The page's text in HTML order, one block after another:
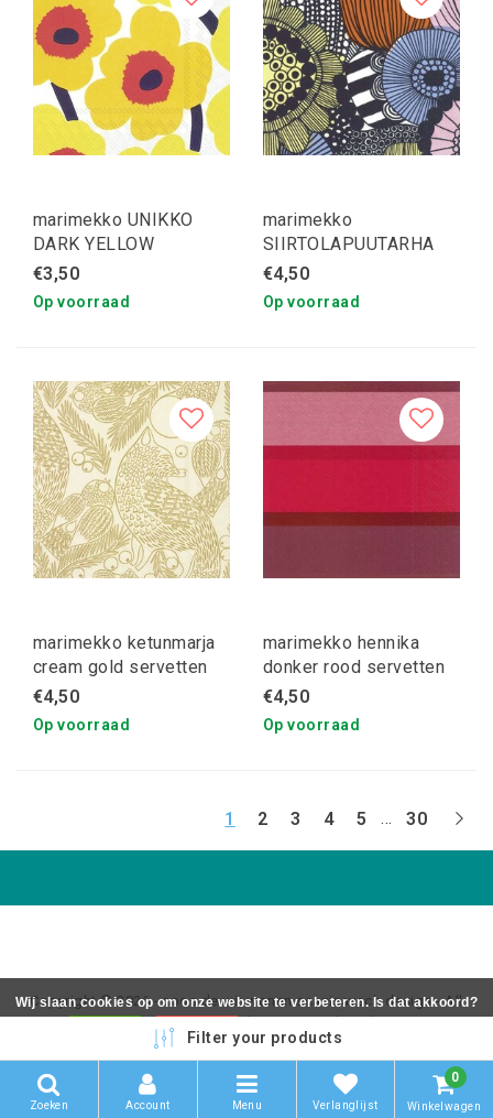
marimekko UNIKKO
DARK YELLOW
servetten S
€3,50
Op voorraad
marimekko
SIIRTOLAPUUTARHA
geel servetten
€4,50
Op voorraad
marimekko ketunmarja
cream gold servetten
€4,50
Op voorraad
marimekko hennika
donker rood servetten
€4,50
Op voorraad
1 2 3 4 5 ... 30
Copyright © 2026 - coos de wit wonen scaninavsch design - All
rights reserved - RealizationInStijl Media
Filter your products
Zoeken Account Menu Verlanglijst
0
Winkelwagen
Wij slaan cookies op om onze website te verbeteren. Is dat akkoord?
Nee Meer over cookies »